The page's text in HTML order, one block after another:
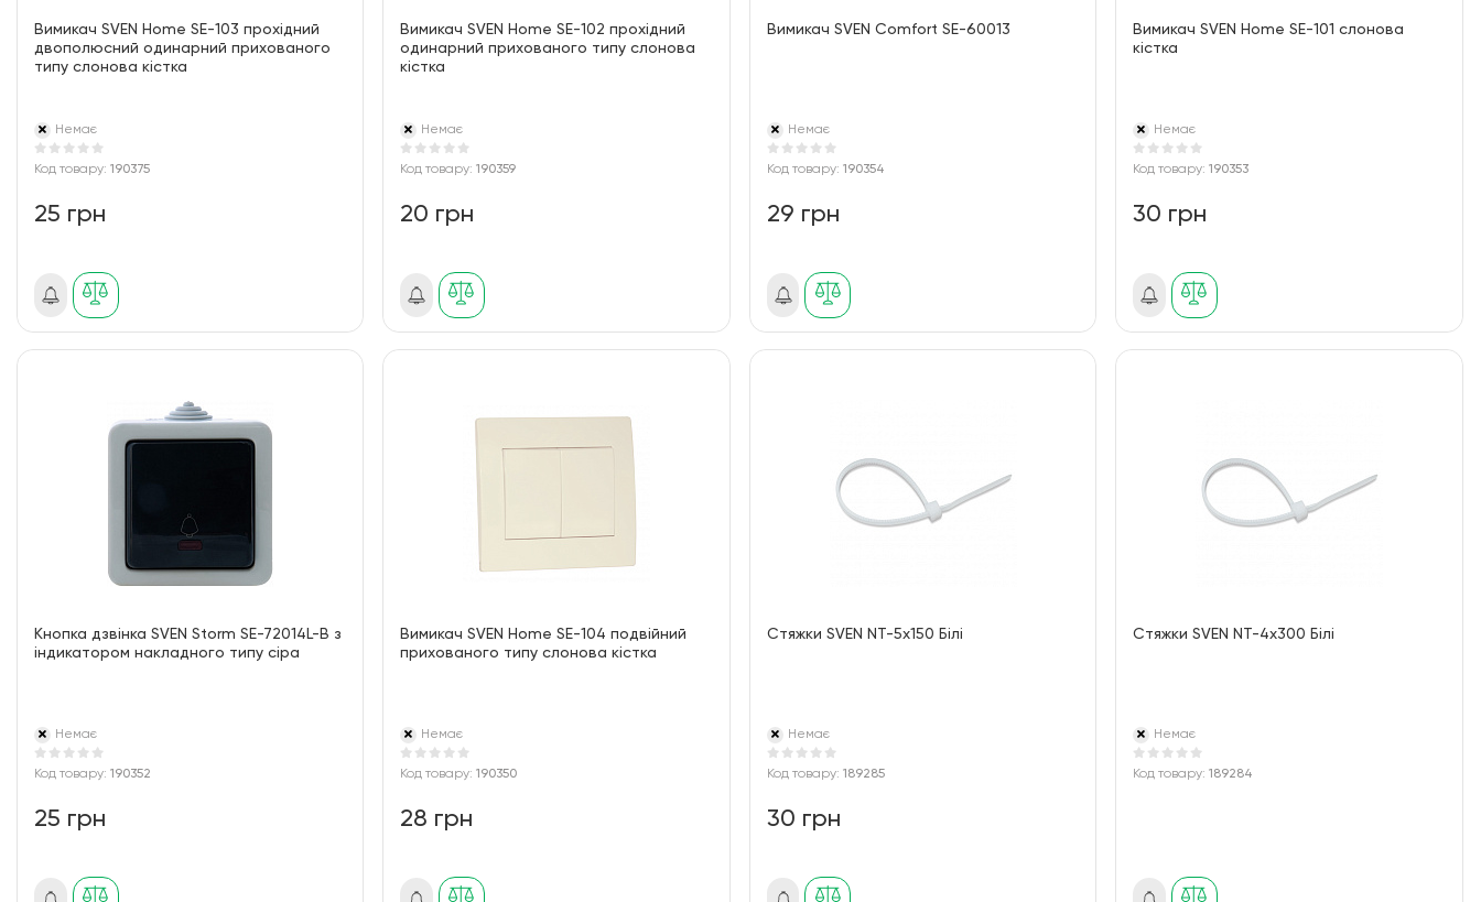
Вимикач SVEN Home SE-103 прохідний
двополюсний одинарний прихованого
типу слонова кістка
Немає
Код товару: 190375
25 грн
Вимикач SVEN Home SE-102 прохідний
одинарний прихованого типу слонова
кістка
Немає
Код товару:190359
20 грн
Вимикач SVEN Comfort SE-60013
Немає
Код товару: 190354
29 грн
Вимикач SVEN Home SE-101 слонова
кістка
Немає
Код товару:190353
30 грн
Кнопка дзвінка SVEN Storm SE-72014L-B з
індикатором накладного типу сіра
Немає
Код товару: 190352
25 грн
Вимикач SVEN Home SE-104 подвійний
прихованого типу слонова кістка
Немає
Код товару:190350
28 грн
Стяжки SVEN NT-5x150 Білі
Немає
Код товару: 189285
30 грн
Стяжки SVEN NT-4x300 Білі
Немає
Код товару:189284